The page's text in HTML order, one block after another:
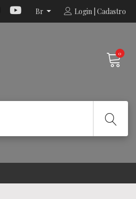
Br Login | Cadastro
0